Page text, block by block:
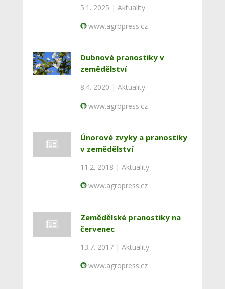
5.1. 2025 | Aktuality
www.agropress.cz
Dubnové pranostiky v
zemědělství
8.4. 2020 | Aktuality
www.agropress.cz
Únorové zvyky a pranostiky
v zemědělství
11.2. 2018 | Aktuality
www.agropress.cz
Zemědělské pranostiky na
červenec
13.7. 2017 | Aktuality
www.agropress.cz